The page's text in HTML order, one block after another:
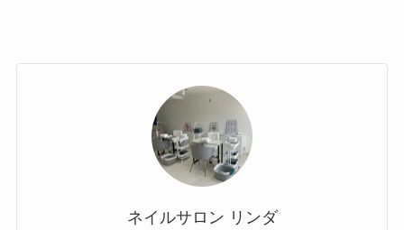
ネイルサロン リンダ